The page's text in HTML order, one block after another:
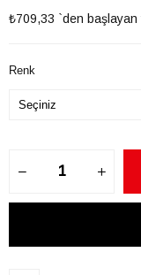
₺709,33 `den
Renk